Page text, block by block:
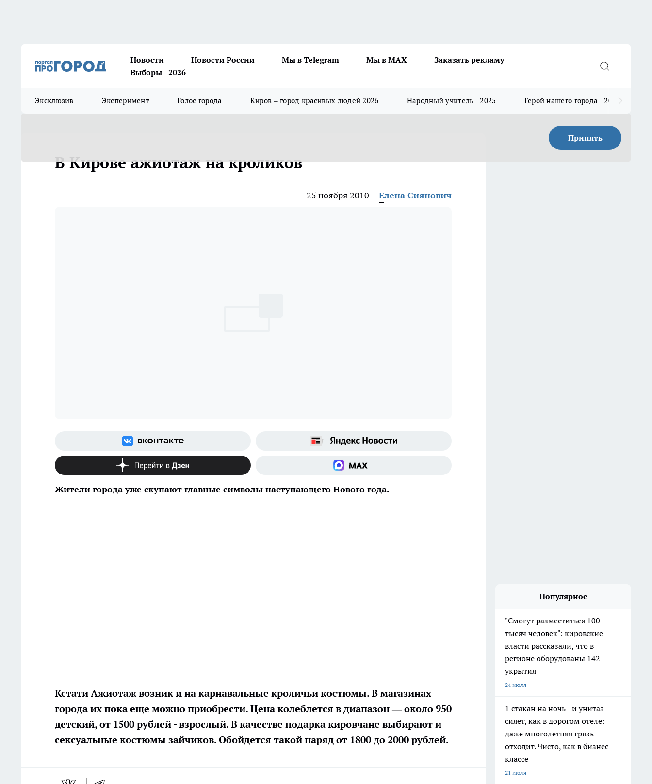
Новости Новости России Мы в Telegram Мы в MAX
Заказать рекламу
Выборы - 2026
Эксклюзив Эксперимент Голос города Киров – город красивых людей 2026 Народный учитель - 2025 Герой нашего города - 2025
Принять
В Кирове ажиотаж на кроликов
25 ноября 2010 Елена Сиянович
Жители города уже скупают главные символы наступающего Нового года.
Кстати Ажиотаж возник и на карнавальные кроличьи костюмы. В магазинах
города их пока еще можно приобрести. Цена колеблется в диапазон — около 950
детский, от 1500 рублей - взрослый. В качестве подарка кировчане выбирают и
сексуальные костюмы зайчиков. Обойдется такой наряд от 1800 до 2000 рублей.
Популярное
"Смогут разместиться 100
тысяч человек": кировские
власти рассказали, что в
регионе оборудованы 142
укрытия
24 июля
1 стакан на ночь - и унитаз
сияет, как в дорогом отеле:
даже многолетняя грязь
отходит. Чисто, как в бизнес-
классе
21 июля